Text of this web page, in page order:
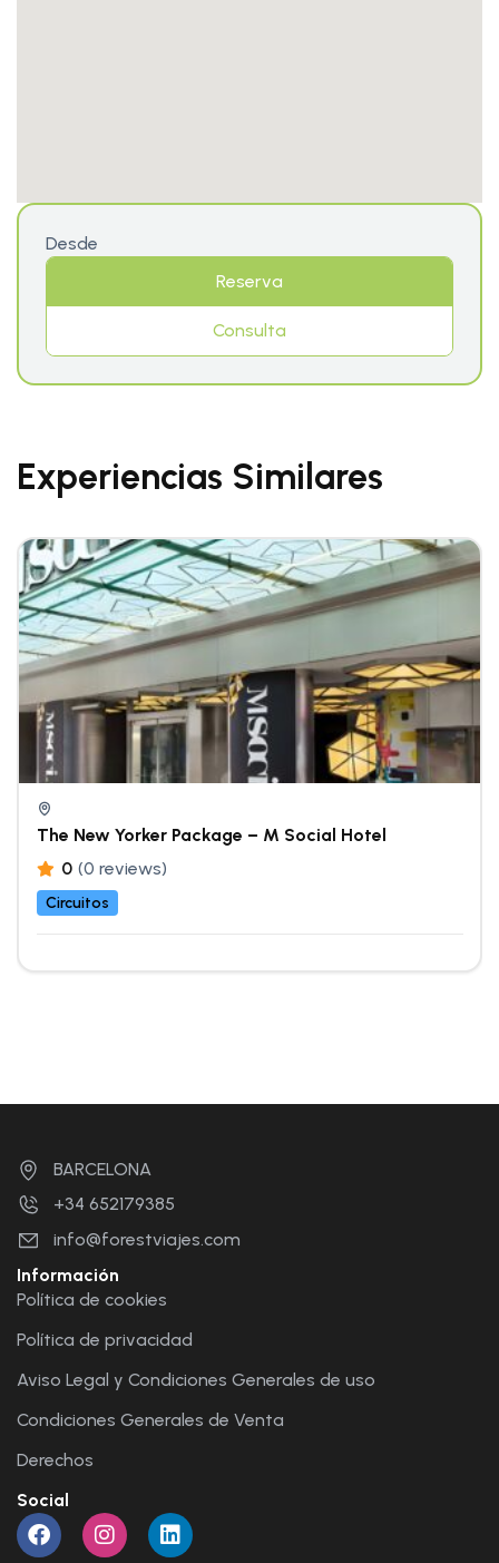
Desde
Reserva
Consulta
Experiencias Similares
The New Yorker Package – M Social Hotel
0 (0 reviews)
Circuitos
BARCELONA
+34 652179385
info@forestviajes.com
Información
Política de cookies
Política de privacidad
Aviso Legal y Condiciones Generales de uso
Condiciones Generales de Venta
Derechos
Social